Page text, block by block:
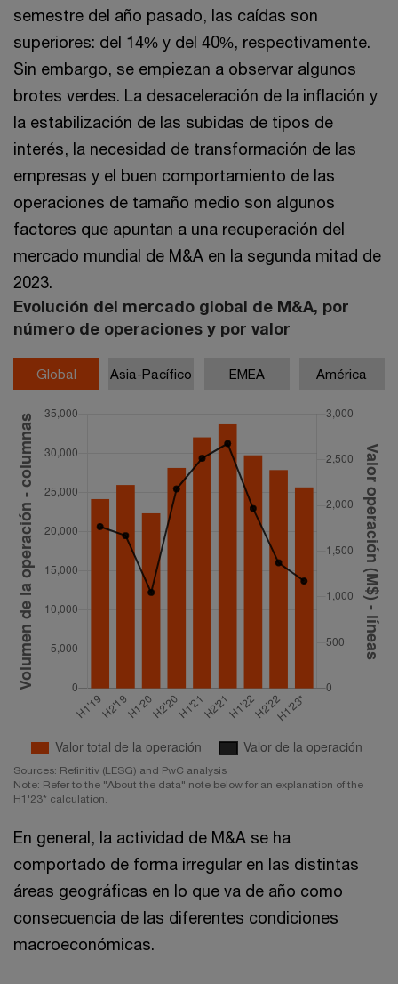
semestre del año pasado, las caídas son
superiores: del 14% y del 40%, respectivamente.
Sin embargo, se empiezan a observar algunos
brotes verdes. La desaceleración de la inflación y
la estabilización de las subidas de tipos de
interés, la necesidad de transformación de las
empresas y el buen comportamiento de las
operaciones de tamaño medio son algunos
factores que apuntan a una recuperación del
mercado mundial de M&A en la segunda mitad de
2023.
Evolución del mercado global de M&A, por
número de operaciones y por valor
Global Asia-Pacífico EMEA América
Sources: Refinitiv (LESG) and PwC analysis
Note: Refer to the "About the data" note below for an explanation of the
H1'23* calculation.
En general, la actividad de M&A se ha
comportado de forma irregular en las distintas
áreas geográficas en lo que va de año como
consecuencia de las diferentes condiciones
macroeconómicas.